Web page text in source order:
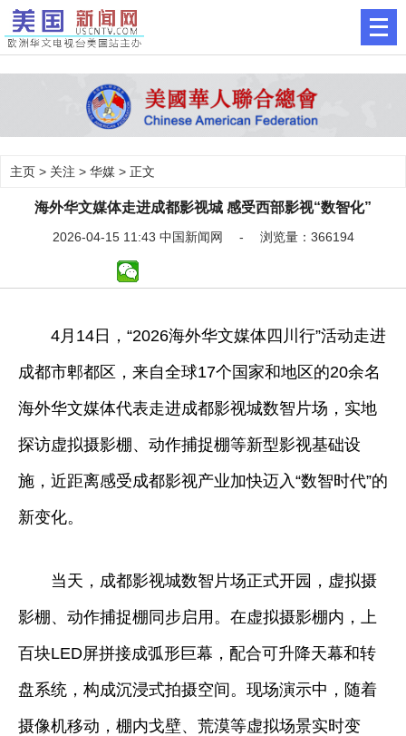
主页 > 关注 > 华媒 > 正文
海外华文媒体走进成都影视城 感受西部影视“数智化”
2026-04-15 11:43 中国新闻网 - 浏览量：366194
4月14日，“2026海外华文媒体四川行”活动走进
成都市郫都区，来自全球17个国家和地区的20余名
海外华文媒体代表走进成都影视城数智片场，实地
探访虚拟摄影棚、动作捕捉棚等新型影视基础设
施，近距离感受成都影视产业加快迈入“数智时代”的
新变化。
当天，成都影视城数智片场正式开园，虚拟摄
影棚、动作捕捉棚同步启用。在虚拟摄影棚内，上
百块LED屏拼接成弧形巨幕，配合可升降天幕和转
盘系统，构成沉浸式拍摄空间。现场演示中，随着
摄像机移动，棚内戈壁、荒漠等虚拟场景实时变